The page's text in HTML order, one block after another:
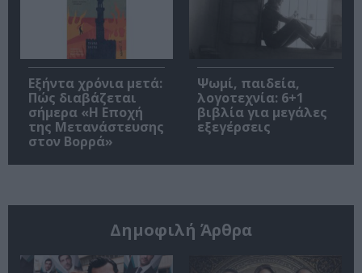
Εξήντα χρόνια μετά:
Πώς διαβάζεται
σήμερα «Η Εποχή
της Μετανάστευσης
στον Βορρά»
Ψωμί, παιδεία,
λογοτεχνία: 6+1
βιβλία για μεγάλες
εξεγέρσεις
Δημοφιλή Άρθρα